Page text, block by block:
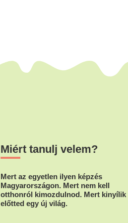
Miért tanulj velem?
Mert az egyetlen ilyen képzés
Magyarországon. Mert nem kell
otthonról kimozdulnod. Mert kinyílik
előtted egy új világ.